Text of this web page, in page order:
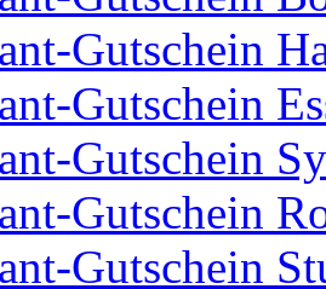
Gutschein
Gutschein
Gutschein
Gutschein
Gutschein